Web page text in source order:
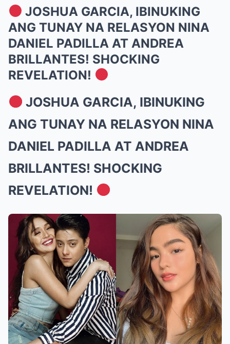
JOSHUA GARCIA, IBINUKING
ANG TUNAY NA RELASYON NINA
DANIEL PADILLA AT ANDREA
BRILLANTES! SHOCKING
REVELATION!
JOSHUA GARCIA, IBINUKING
ANG TUNAY NA RELASYON NINA
DANIEL PADILLA AT ANDREA
BRILLANTES! SHOCKING
REVELATION!